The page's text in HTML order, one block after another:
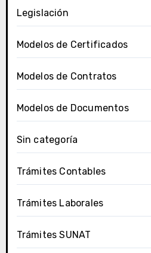
Legislación
Modelos de Certificados
Modelos de Contratos
Modelos de Documentos
Sin categoría
Trámites Contables
Trámites Laborales
Trámites SUNAT